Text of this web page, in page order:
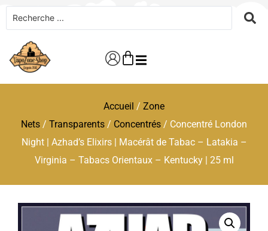
Accueil / Zone
Nets / Transparents / Concentrés / Concentré London
Night | Azhad’s Elixirs | Macérât de Tabac – Latakia –
Virginia – Tabacs Orientaux – Kentucky | 25 ml